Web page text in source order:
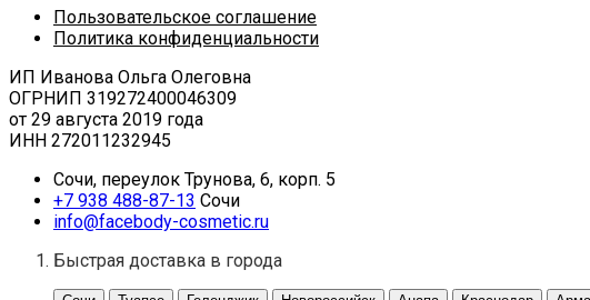
Пользовательское соглашение
Политика конфиденциальности
ИП Иванова Ольга Олеговна
ОГРНИП 319272400046309
от 29 августа 2019 года
ИНН 272011232945
Сочи, переулок Трунова, 6, корп. 5
+7 938 488-87-13 Сочи
info@facebody-cosmetic.ru
Быстрая доставка в города